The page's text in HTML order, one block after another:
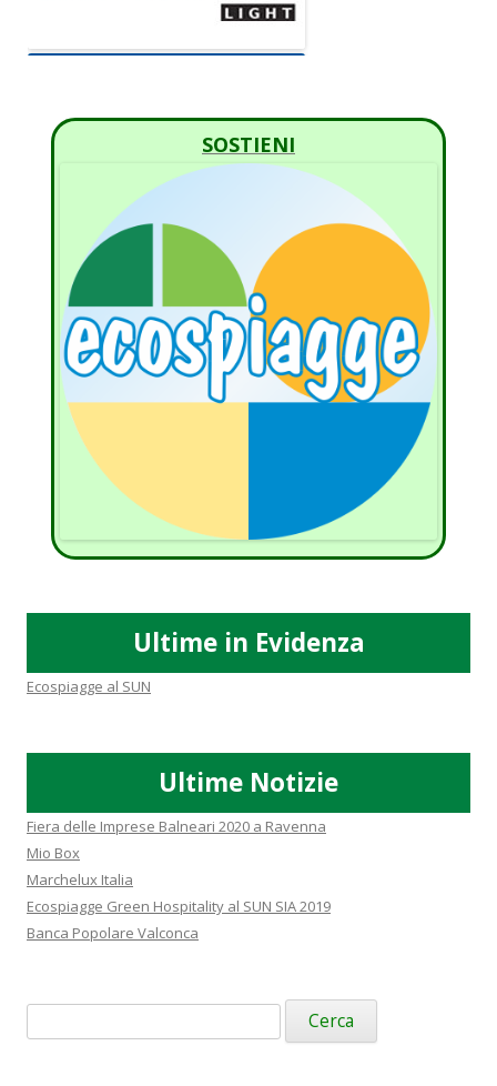
SOSTIENI
Ultime in Evidenza
Ecospiagge al SUN
Ultime Notizie
Fiera delle Imprese Balneari 2020 a Ravenna
Mio Box
Marchelux Italia
Ecospiagge Green Hospitality al SUN SIA 2019
Banca Popolare Valconca
Ricerca
per: